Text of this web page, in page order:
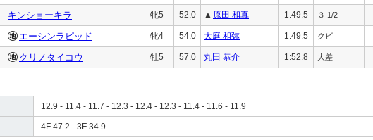
キンショーキラ 牝5 52.0 ▲ 原田 和真 1:49.5 ３ 1/2
エーシンラピッド 牝4 54.0 大庭 和弥 1:49.5 クビ
クリノタイコウ 牡5 57.0 丸田 恭介 1:52.8 大差
12.9 - 11.4 - 11.7 - 12.3 - 12.4 - 12.3 - 11.4 - 11.6 - 11.9
4F 47.2 - 3F 34.9